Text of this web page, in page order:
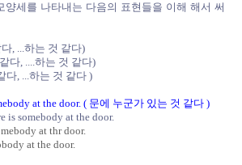
양세를 나타내는 다음의 표현들을 이해 해서 써
, ...하는 것 같다)
다, ....하는 것 같다)
다, ...하는 것 같다 )
at the door. ( 문에 누군가 있는 것 같다 )
is somebody at the door.
at thr door.
at the door.